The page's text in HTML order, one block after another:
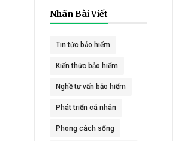
Nhãn Bài Viết
Tin tức bảo hiểm
Kiến thức bảo hiểm
Nghề tư vấn bảo hiểm
Phát triển cá nhân
Phong cách sống